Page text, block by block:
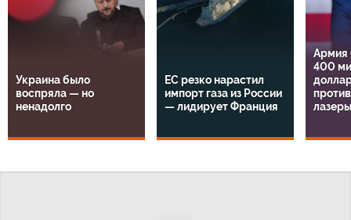
Украина было
воспряла — но
ненадолго
ЕС резко нарастил
импорт газа из России
— лидирует Франция
Армия
400
лазеры